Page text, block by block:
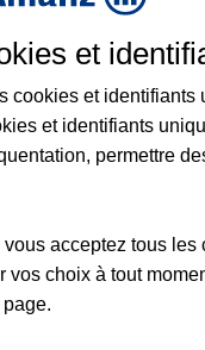
et
cookies et identifiants
et identifiants
permettre
acceptez tous les
vos choix à tout